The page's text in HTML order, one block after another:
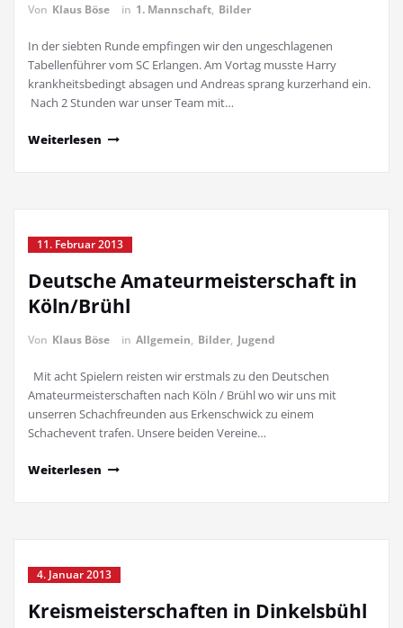
Von Klaus Böse in 1. Mannschaft, Bilder
In der siebten Runde empfingen wir den ungeschlagenen
Tabellenführer vom SC Erlangen. Am Vortag musste Harry
krankheitsbedingt absagen und Andreas sprang kurzerhand ein.
Nach 2 Stunden war unser Team mit…
Weiterlesen
11. Februar 2013
Deutsche Amateurmeisterschaft in
Köln/Brühl
Von Klaus Böse in Allgemein, Bilder, Jugend
Mit acht Spielern reisten wir erstmals zu den Deutschen
Amateurmeisterschaften nach Köln / Brühl wo wir uns mit
unserren Schachfreunden aus Erkenschwick zu einem
Schachevent trafen. Unsere beiden Vereine…
Weiterlesen
4. Januar 2013
Kreismeisterschaften in Dinkelsbühl